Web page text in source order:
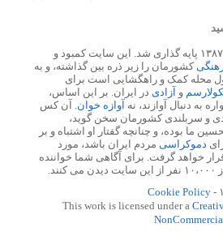
فضول محله در ۱۳ اسفند ۱۳۸۷ پایه گذاری شد. این سایت کمبود و
کشورمان را زیر ذره بین گذاشته، و به
محله کمک و راهگشایی است برای
و آزادی در ایران. بر این اساس،
به دنبال آوازند، نه آوازه خوان. آن کس
و سربلندی کشورمان سخن گوید،
ما بوده، و چنانچه گفتار او اشتباه و بر
دموکراسی مردم ایران باشد، مورد
قرار خواهد گرفت. برای آگاهی شما خواننده
Cookie Policy
This work is licensed under a